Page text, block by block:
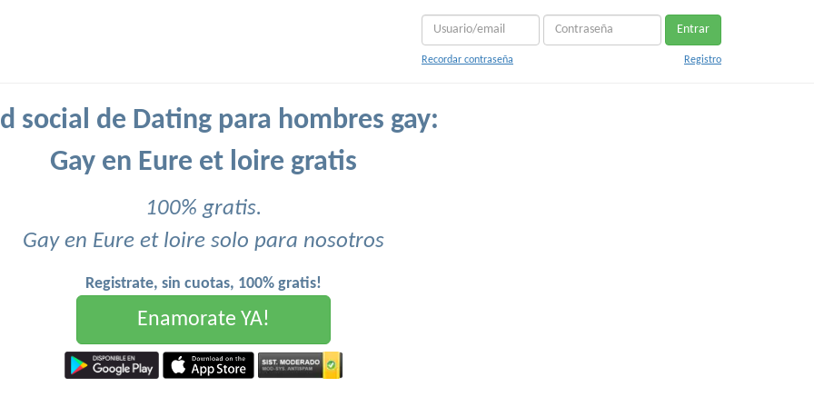
Entrar
Recordar contraseña Registro
social de Dating para hombres gay:
Gay en Eure et loire gratis
100% gratis.
Gay en Eure et loire solo para nosotros
Registrate, sin cuotas, 100% gratis!
Enamorate YA!